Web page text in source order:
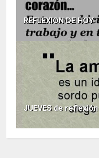
REFLEXION DE HOY
JUEVES de reflexión